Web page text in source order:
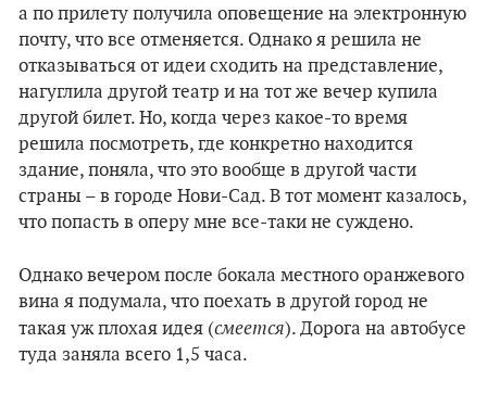
а по прилету получила оповещение на электронную
почту, что все отменяется. Однако я решила не
отказываться от идеи сходить на представление,
нагуглила другой театр и на тот же вечер купила
другой билет. Но, когда через какое-то время
решила посмотреть, где конкретно находится
здание, поняла, что это вообще в другой части
страны – в городе Нови-Сад. В тот момент казалось,
что попасть в оперу мне все-таки не суждено.
Однако вечером после бокала местного оранжевого
вина я подумала, что поехать в другой город не
такая уж плохая идея (смеется). Дорога на автобусе
туда заняла всего 1,5 часа.